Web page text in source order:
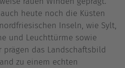
heute noch die Küsten
Inseln, wie Sylt,
und Leuchttürme sowie
das Landschaftsbild
zu einem echten